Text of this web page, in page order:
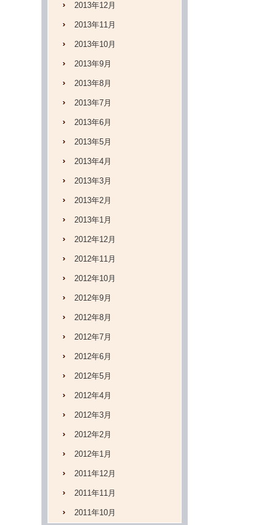
2013年12月
2013年11月
2013年10月
2013年9月
2013年8月
2013年7月
2013年6月
2013年5月
2013年4月
2013年3月
2013年2月
2013年1月
2012年12月
2012年11月
2012年10月
2012年9月
2012年8月
2012年7月
2012年6月
2012年5月
2012年4月
2012年3月
2012年2月
2012年1月
2011年12月
2011年11月
2011年10月